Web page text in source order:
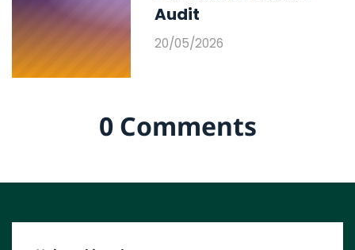
Audit
20/05/2026
0 Comments